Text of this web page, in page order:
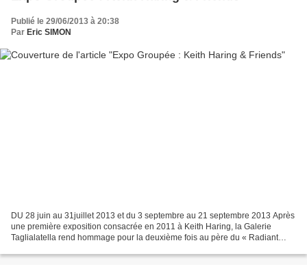
Publié le 29/06/2013 à 20:38
Par Eric SIMON
DU 28 juin au 31juillet 2013 et du 3 septembre au 21 septembre 2013 Après
une première exposition consacrée en 2011 à Keith Haring, la Galerie
Taglialatella rend hommage pour la deuxième fois au père du « Radiant